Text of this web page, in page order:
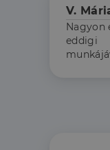
V.
Nagyon
eddigi